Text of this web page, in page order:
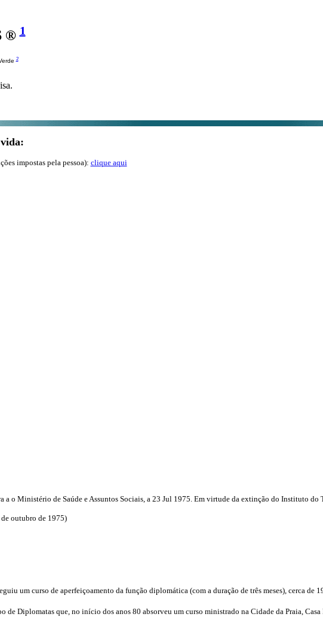
®1
2
impostas pela pessoa): clique aqui
a o Ministério de Saúde e Assuntos Sociais, a 23 Jul 1975. Em virtude da extinção do Instituto do
outubro de 1975)
um curso de aperfeiçoamento da função diplomática (com a duração de três meses), cerca de
de Diplomatas que, no início dos anos 80 absorveu um curso ministrado na Cidade da Praia,